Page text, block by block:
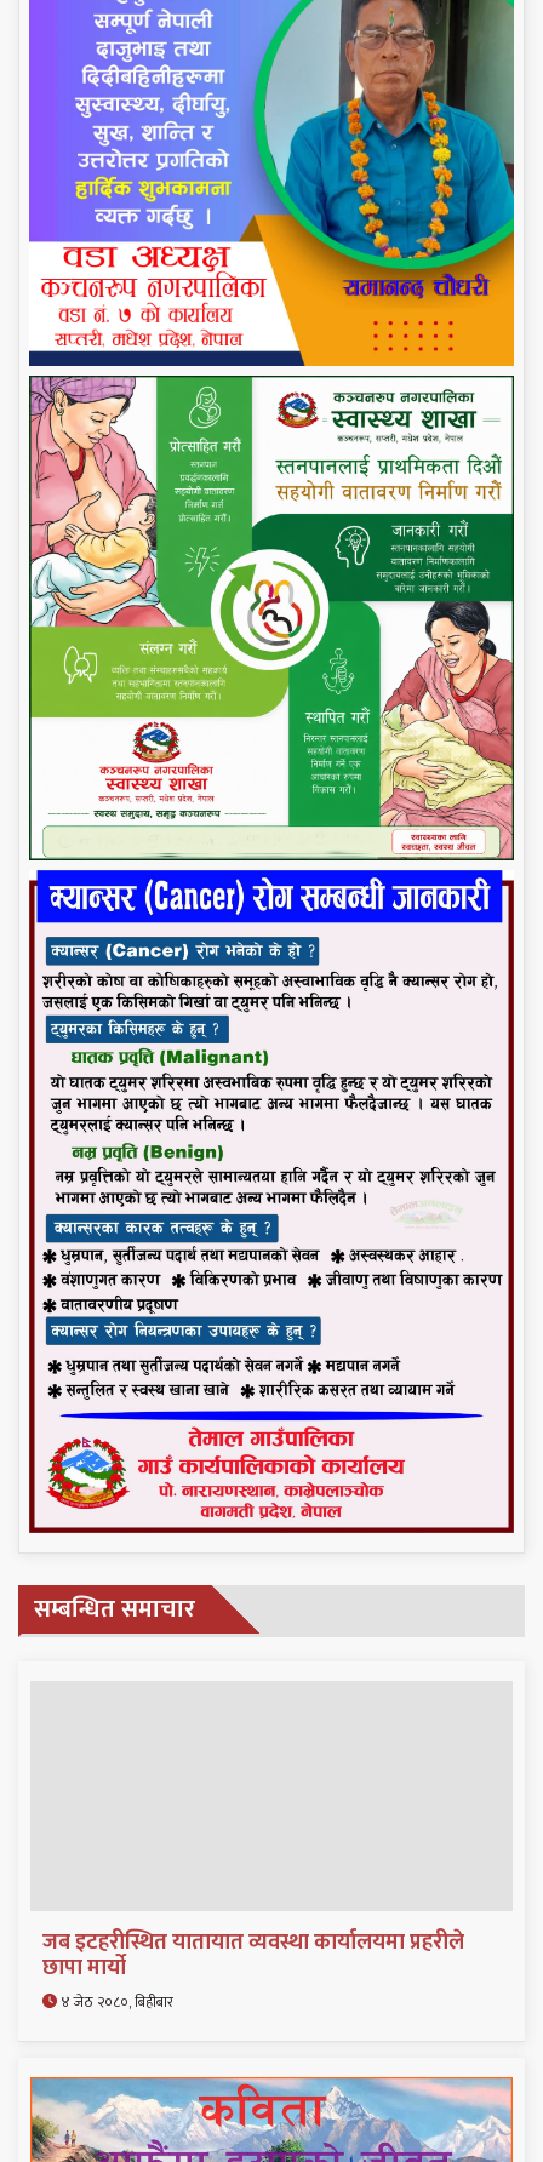
सम्बन्धित समाचार
जब इटहरीस्थित यातायात व्यवस्था कार्यालयमा प्रहरीले
छापा मार्यो
४ जेठ २०८०, बिहीबार